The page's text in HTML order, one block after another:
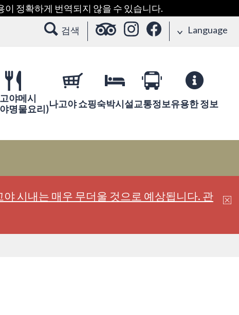
정확하게 번역되지 않을 수 있습니다.
검색 Language
야메시
명물요리)나고야 쇼핑숙박시설교통정보유용한 정보
시내는 매우 무더울 것으로 예상됩니다. 관